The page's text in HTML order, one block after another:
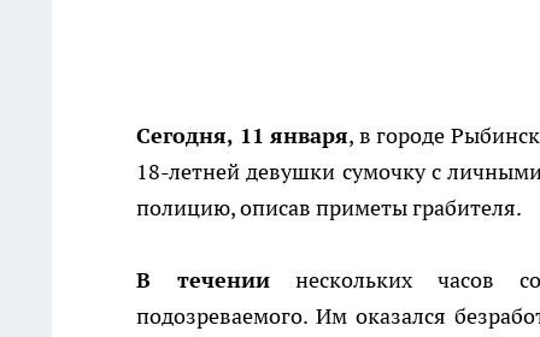
Сегодня, 11 января, в городе
18-летней девушки сумочку с
полицию, описав приметы грабителя.
В течении нескольких часов
подозреваемого. Им оказался